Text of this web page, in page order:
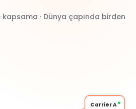
· Dünya çapında birden
Carrier A